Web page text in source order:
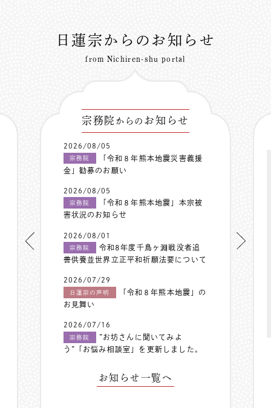
日蓮宗からのお知らせ
from Nichiren-shu portal
宗務院 からの お知らせ
2026/08/05
宗務院
「令和８年熊本地震災害義援
金」勧募のお願い
2026/08/05
宗務院
「令和８年熊本地震」本宗被
害状況のお知らせ
2026/08/01
宗務院
令和8年度千鳥ヶ淵戦没者追
善供養並世界立正平和祈願法要について
2026/07/29
日蓮宗の声明
「令和８年熊本地震」の
お見舞い
2026/07/16
宗務院
”お坊さんに聞いてみよ
う”「お悩み相談室」を更新しました。
お知らせ一覧へ